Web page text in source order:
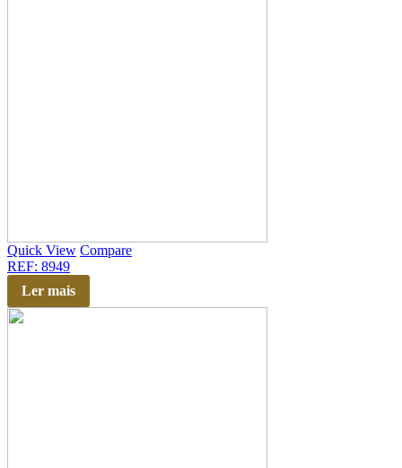
Quick View Compare
REF: 8949
Ler mais